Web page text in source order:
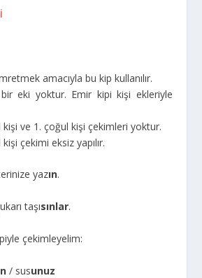
amacıyla bu kip kullanılır.
eki yoktur. Emir kipi kişi ekleriyle
kişi ve 1. çoğul kişi çekimleri yoktur.
çekimi eksiz yapılır.
yazın.
taşısınlar.
çekimleyelim:
/ susunuz